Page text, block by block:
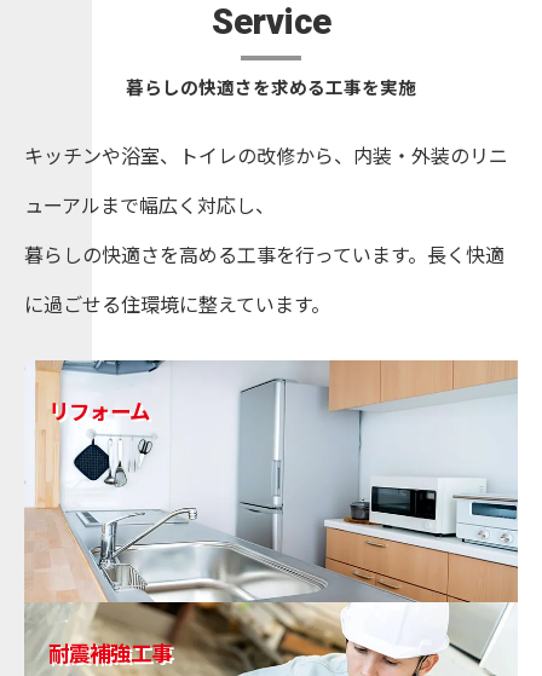
暮らしの快適さを求める工事を実施
Service
キッチンや浴室、トイレの改修から、内装・外装のリニ
ューアルまで幅広く対応し、
暮らしの快適さを高める工事を行っています。長く快適
に過ごせる住環境に整えています。
リフォーム
耐震補強工事